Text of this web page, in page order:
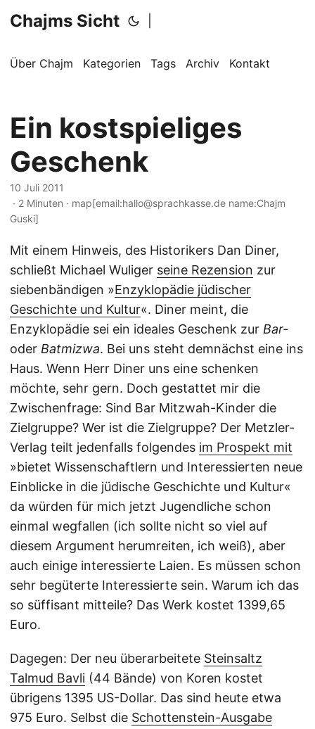
Chajms Sicht
Über Chajm Kategorien Tags Archiv Kontakt
Ein kostspieliges
Geschenk
10 Juli 2011
· 2 Minuten · map[email:hallo@sprachkasse.de name:Chajm
Guski]
Mit einem Hinweis, des Historikers Dan Diner,
schließt Michael Wuliger seine Rezension zur
siebenbändigen »Enzyklopädie jüdischer
Geschichte und Kultur«. Diner meint, die
Enzyklopädie sei ein ideales Geschenk zur Bar-
oder Batmizwa. Bei uns steht demnächst eine ins
Haus. Wenn Herr Diner uns eine schenken
möchte, sehr gern. Doch gestattet mir die
Zwischenfrage: Sind Bar Mitzwah-Kinder die
Zielgruppe? Wer ist die Zielgruppe? Der Metzler-
Verlag teilt jedenfalls folgendes im Prospekt mit
»bietet Wissenschaftlern und Interessierten neue
Einblicke in die jüdische Geschichte und Kultur«
da würden für mich jetzt Jugendliche schon
einmal wegfallen (ich sollte nicht so viel auf
diesem Argument herumreiten, ich weiß), aber
auch einige interessierte Laien. Es müssen schon
sehr begüterte Interessierte sein. Warum ich das
so süffisant mitteile? Das Werk kostet 1399,65
Euro.
Dagegen: Der neu überarbeitete Steinsaltz
Talmud Bavli (44 Bände) von Koren kostet
übrigens 1395 US-Dollar. Das sind heute etwa
975 Euro. Selbst die Schottenstein-Ausgabe